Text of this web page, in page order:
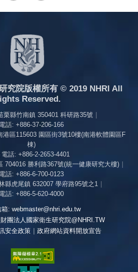
究院版權所有 © 2019 NHRI All
Reserved.
栗縣竹南鎮 350401 科研路35號 |
電話: +886-37-206-166
港區115603 園區街3號10樓(南港軟體園區F
棟)
電話: +886-2-2653-4401
704016 勝利路367號(統一健康研究大樓) |
電話: +886-6-700-0123
縣虎尾鎮 632007 學府路95號之1 |
電話: +886-5-620-4000
箱: webmaster@nhri.edu.tw
財團法人國家衛生研究院@NHRI.TW
安全政策 | 政府網站資料開放宣告